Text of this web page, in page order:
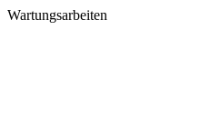
Wartungsarbeiten